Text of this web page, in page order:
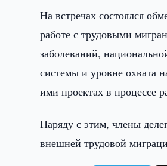
На встречах состоялся
работе с трудовыми
заболеваний,
системы и уровне охвата
ими проектах в процессе
Наряду с этим, члены
внешней трудовой